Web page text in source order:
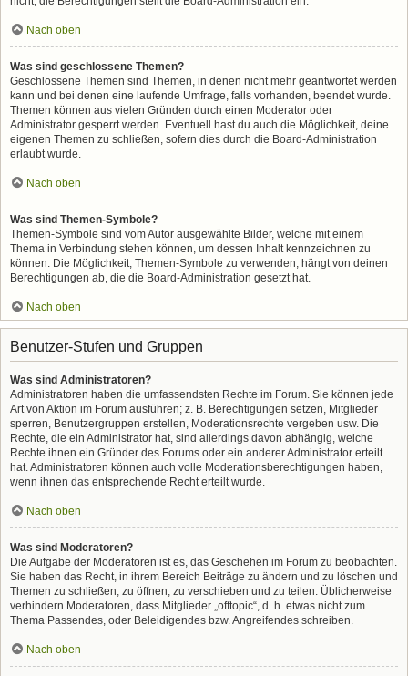
Nach oben
Was sind geschlossene Themen?
Geschlossene Themen sind Themen, in denen nicht mehr geantwortet werden
kann und bei denen eine laufende Umfrage, falls vorhanden, beendet wurde.
Themen können aus vielen Gründen durch einen Moderator oder
Administrator gesperrt werden. Eventuell hast du auch die Möglichkeit, deine
eigenen Themen zu schließen, sofern dies durch die Board-Administration
erlaubt wurde.
Nach oben
Was sind Themen-Symbole?
Themen-Symbole sind vom Autor ausgewählte Bilder, welche mit einem
Thema in Verbindung stehen können, um dessen Inhalt kennzeichnen zu
können. Die Möglichkeit, Themen-Symbole zu verwenden, hängt von deinen
Berechtigungen ab, die die Board-Administration gesetzt hat.
Nach oben
Benutzer-Stufen und Gruppen
Was sind Administratoren?
Administratoren haben die umfassendsten Rechte im Forum. Sie können jede
Art von Aktion im Forum ausführen; z. B. Berechtigungen setzen, Mitglieder
sperren, Benutzergruppen erstellen, Moderationsrechte vergeben usw. Die
Rechte, die ein Administrator hat, sind allerdings davon abhängig, welche
Rechte ihnen ein Gründer des Forums oder ein anderer Administrator erteilt
hat. Administratoren können auch volle Moderationsberechtigungen haben,
wenn ihnen das entsprechende Recht erteilt wurde.
Nach oben
Was sind Moderatoren?
Die Aufgabe der Moderatoren ist es, das Geschehen im Forum zu beobachten.
Sie haben das Recht, in ihrem Bereich Beiträge zu ändern und zu löschen und
Themen zu schließen, zu öffnen, zu verschieben und zu teilen. Üblicherweise
verhindern Moderatoren, dass Mitglieder „offtopic“, d. h. etwas nicht zum
Thema Passendes, oder Beleidigendes bzw. Angreifendes schreiben.
Nach oben